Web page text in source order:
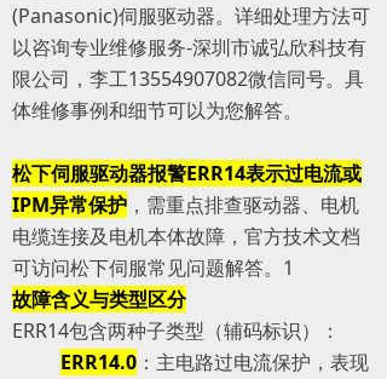
(Panasonic)伺服驱动器。详细处理方法可
以咨询专业维修服务-深圳市诚弘欣科技有
限公司，李工13554907082微信同号。具
体维修事例和细节可以为您解答。
松下伺服驱动器报警ERR14表示过电流或
IPM异常保护 ，需重点排查驱动器、电机
电缆连接及电机本体故障，官方技术文档
可访问松下伺服常见问题解答。‌‌1
故障含义与类型区分
ERR14包含两种子类型（辅码标识）：
ERR14.0 ：主电路过电流保护，表现